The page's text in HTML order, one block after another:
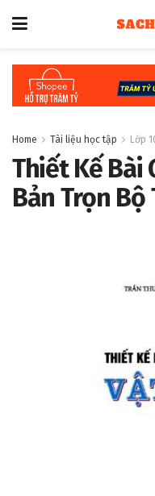
Home Tài liệu học tập Lớp
Thiết Kế Bài
Bản Trọn Bộ